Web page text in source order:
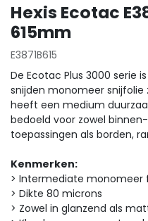
Hexis Ecotac
615mm
E3871B615
De Ecotac Plus 3000 serie
snijden monomeer snijfolie
heeft een medium
bedoeld voor zowel
toepassingen als borden,
Kenmerken:
> Intermediate monomeer
> Dikte 80 microns
> Zowel in glanzend als